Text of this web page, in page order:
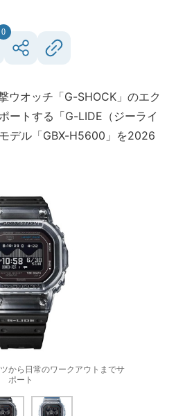
0
ウオッチ「G-SHOCK」のエク
ートする「G-LIDE（ジーライ
デル「GBX-H5600」を2026
から日常のワークアウトまでサ
ポート